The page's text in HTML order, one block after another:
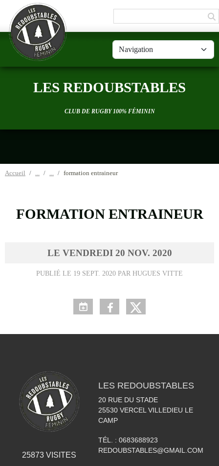
LES REDOUBSTABLES
CLUB DE RUGBY 100% FÉMININ
Accueil formation entraineur
FORMATION ENTRAINEUR
LE VENDREDI 20 NOV. 2020
PUBLIÉ LE 19 SEPT. 2020 PAR HUGUES VITTE
25873VISITES
LES REDOUBSTABLES
20 RUE DU STADE
25530 VERCEL VILLEDIEU LE
CAMP
TÉL. : 0683688923
REDOUBSTABLES@GMAIL.COM
Panneau de gestion des cookies